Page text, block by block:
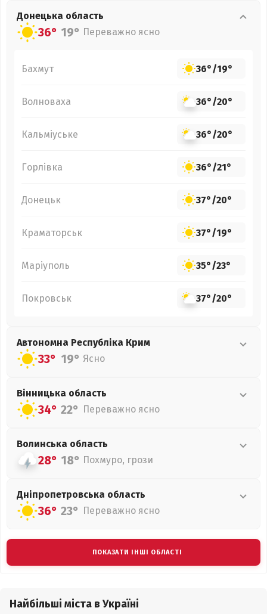
Донецька область
36° 19° Переважно ясно
Бахмут 36°/19°
Волноваха 36°/20°
Кальміуське 36°/20°
Горлівка 36°/21°
Донецьк 37°/20°
Краматорськ 37°/19°
Маріуполь 35°/23°
Покровськ 37°/20°
Автономна Республіка Крим
33° 19° Ясно
Вінницька область
34° 22° Переважно ясно
Волинська область
28° 18° Похмуро, грози
Дніпропетровська область
36° 23° Переважно ясно
ПОКАЗАТИ ІНШІ ОБЛАСТІ
Найбільші міста в Україні